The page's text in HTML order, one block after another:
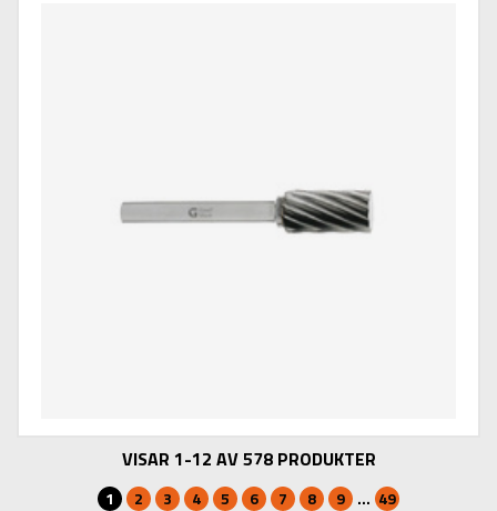
VISAR 1-12 AV 578 PRODUKTER
1 2 3 4 5 6 7 8 9 ... 49